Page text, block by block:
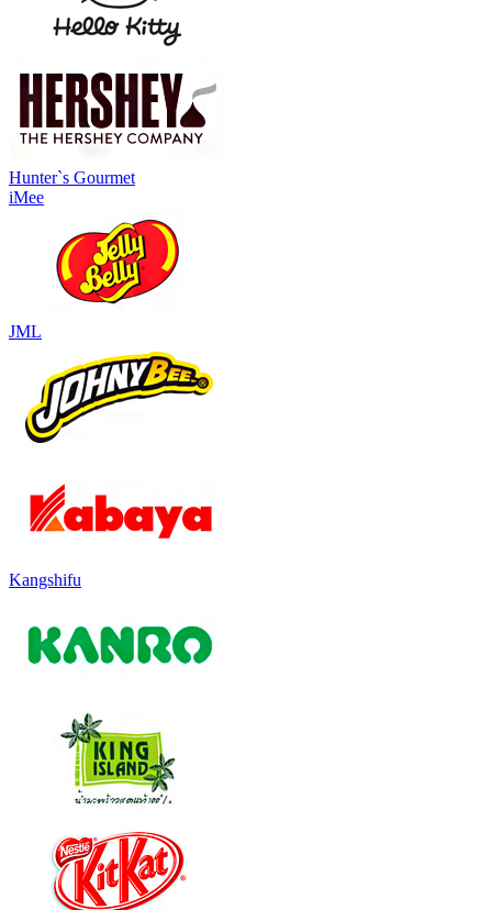
Hunter`s Gourmet
iMee
JML
Kangshifu